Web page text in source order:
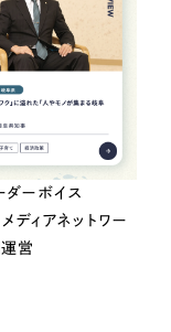
ダーボイス
ディアネットワー
運営